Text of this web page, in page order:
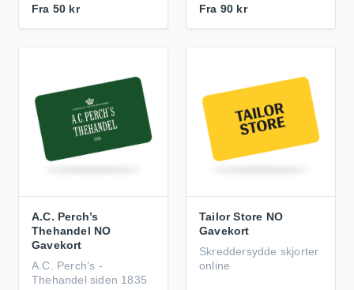
Fra 50 kr Fra 90 kr
A.C. Perch’s
Thehandel NO
Gavekort
A.C. Perch’s -
Thehandel siden 1835
Tailor Store NO
Gavekort
Skreddersydde skjorter
online